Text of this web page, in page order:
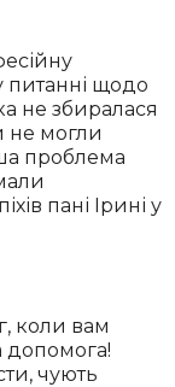
питанні щодо
не збиралася
не могли
проблема
пані Ірині у
коли вам
допомога!
чують